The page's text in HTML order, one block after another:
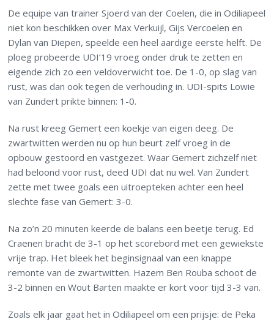
De equipe van trainer Sjoerd van der Coelen, die in Odiliapeel
niet kon beschikken over Max Verkuijl, Gijs Vercoelen en
Dylan van Diepen, speelde een heel aardige eerste helft. De
ploeg probeerde UDI’19 vroeg onder druk te zetten en
eigende zich zo een veldoverwicht toe. De 1-0, op slag van
rust, was dan ook tegen de verhouding in. UDI-spits Lowie
van Zundert prikte binnen: 1-0.
Na rust kreeg Gemert een koekje van eigen deeg. De
zwartwitten werden nu op hun beurt zelf vroeg in de
opbouw gestoord en vastgezet. Waar Gemert zichzelf niet
had beloond voor rust, deed UDI dat nu wel. Van Zundert
zette met twee goals een uitroepteken achter een heel
slechte fase van Gemert: 3-0.
Na zo’n 20 minuten keerde de balans een beetje terug. Ed
Craenen bracht de 3-1 op het scorebord met een gewiekste
vrije trap. Het bleek het beginsignaal van een knappe
remonte van de zwartwitten. Hazem Ben Rouba schoot de
3-2 binnen en Wout Barten maakte er kort voor tijd 3-3 van.
Zoals elk jaar gaat het in Odiliapeel om een prijsje: de Peka